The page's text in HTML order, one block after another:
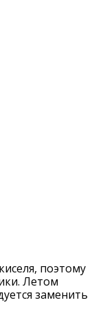
поэтому
Летом
заменить